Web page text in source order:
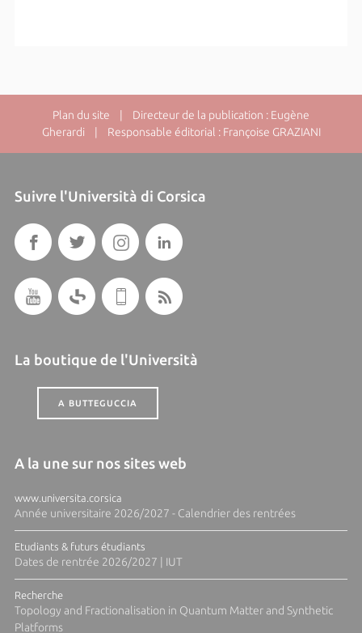
Plan du site | Directeur de la publication : Eugène
Gherardi | Responsable éditorial : Françoise GRAZIANI
Suivre l'Università di Corsica
La boutique de l'Università
A BUTTEGUCCIA
A la une sur nos sites web
www.universita.corsica
Année universitaire 2026/2027 - Calendrier des rentrées
Etudiants & futurs étudiants
Dates de rentrée 2026/2027 | IUT
Recherche
Topology and Fractionalisation in Quantum Matter and Synthetic
Platforms